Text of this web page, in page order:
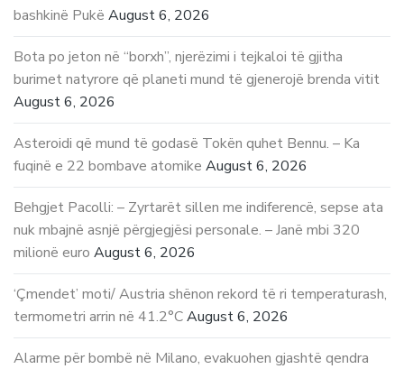
bashkinë Pukë August 6, 2026
Bota po jeton në “borxh”, njerëzimi i tejkaloi të gjitha
burimet natyrore që planeti mund të gjenerojë brenda vitit
August 6, 2026
Asteroidi që mund të godasë Tokën quhet Bennu. – Ka
fuqinë e 22 bombave atomike August 6, 2026
Behgjet Pacolli: – Zyrtarët sillen me indiferencë, sepse ata
nuk mbajnë asnjë përgjegjësi personale. – Janë mbi 320
milionë euro August 6, 2026
‘Çmendet’ moti/ Austria shënon rekord të ri temperaturash,
termometri arrin në 41.2°CAugust 6, 2026
Alarme për bombë në Milano, evakuohen gjashtë qendra